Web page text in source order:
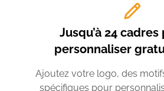
Jusqu’à 24
personnaliser
Ajoutez votre logo, des
spécifiques pour